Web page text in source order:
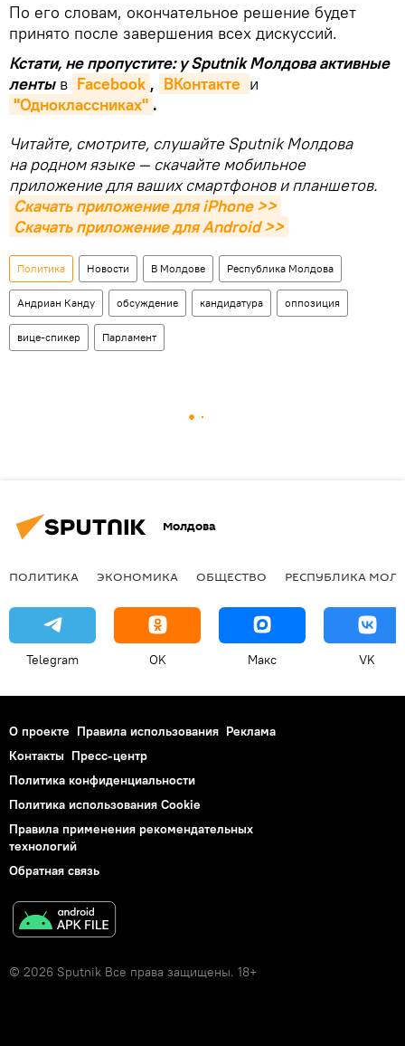
По его словам, окончательное решение будет
принято после завершения всех дискуссий.
Кстати, не пропустите: у Sputnik Молдова активные
ленты в Facebook , ВКонтакте и
"Одноклассниках" .
Читайте, смотрите, слушайте Sputnik Молдова
на родном языке — скачайте мобильное
приложение для ваших смартфонов и планшетов.
Скачать приложение для iPhone >>
Скачать приложение для Android >>
Политика Новости В Молдове Республика Молдова
Андриан Канду обсуждение кандидатура оппозиция
вице-спикер Парламент
Молдова
ПОЛИТИКА ЭКОНОМИКА ОБЩЕСТВО РЕСПУБЛИКА
Telegram OK Макс VK
О проекте Правила использования Реклама
Контакты Пресс-центр
Политика конфиденциальности
Политика использования Cookie
Правила применения рекомендательных
технологий
Обратная связь
© 2026 Sputnik Все права защищены. 18+